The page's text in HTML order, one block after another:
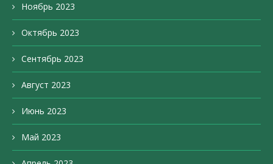
Ноябрь 2023
Октябрь 2023
Сентябрь 2023
Август 2023
Июнь 2023
Май 2023